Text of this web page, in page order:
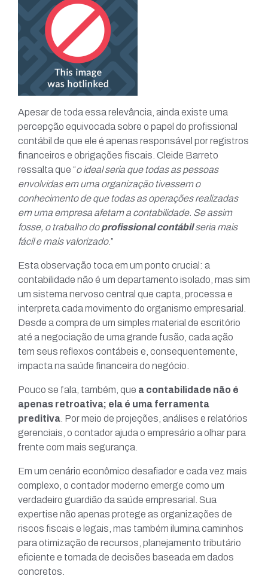
Apesar de toda essa relevância, ainda existe uma
percepção equivocada sobre o papel do profissional
contábil de que ele é apenas responsável por registros
financeiros e obrigações fiscais. Cleide Barreto
ressalta que “o ideal seria que todas as pessoas
envolvidas em uma organização tivessem o
conhecimento de que todas as operações realizadas
em uma empresa afetam a contabilidade. Se assim
fosse, o trabalho doprofissional contábilseria mais
fácil e mais valorizado.”
Esta observação toca em um ponto crucial: a
contabilidade não é um departamento isolado, mas sim
um sistema nervoso central que capta, processa e
interpreta cada movimento do organismo empresarial.
Desde a compra de um simples material de escritório
até a negociação de uma grande fusão, cada ação
tem seus reflexos contábeis e, consequentemente,
impacta na saúde financeira do negócio.
Pouco se fala, também, que a contabilidade não é
apenas retroativa; ela é uma ferramenta
preditiva . Por meio de projeções, análises e relatórios
gerenciais, o contador ajuda o empresário a olhar para
frente com mais segurança.
Em um cenário econômico desafiador e cada vez mais
complexo, o contador moderno emerge como um
verdadeiro guardião da saúde empresarial. Sua
expertise não apenas protege as organizações de
riscos fiscais e legais, mas também ilumina caminhos
para otimização de recursos, planejamento tributário
eficiente e tomada de decisões baseada em dados
concretos.